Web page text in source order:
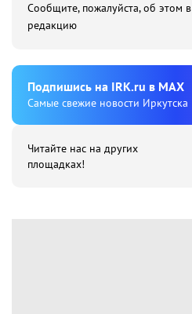
Сообщите, пожалуйста, об этом в
редакцию
Подпишиcь на IRK.ru в MAX
Cамые свежие новости Иркутска
Читайте нас на других
площадках!